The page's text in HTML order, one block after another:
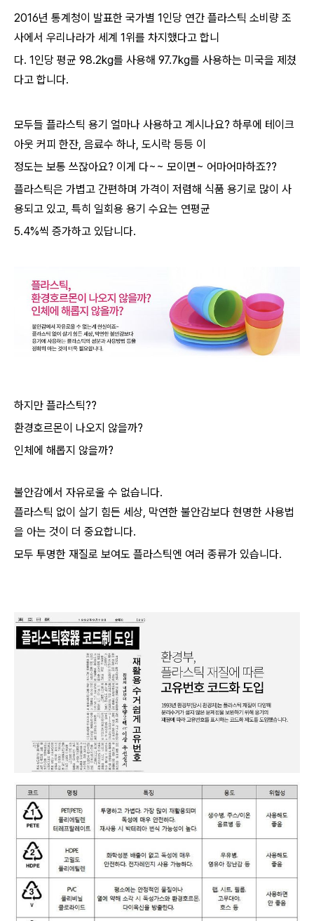
2016년 통계청이 발표한 국가별 1인당 연간 플라스틱 소비량 조
사에서 우리나라가 세계 1위를 차지했다고 합니
다. 1인당 평균 98.2kg를 사용해 97.7kg를 사용하는 미국을 제쳤
다고 합니다.
모두들 플라스틱 용기 얼마나 사용하고 계시나요? 하루에 테이크
아웃 커피 한잔, 음료수 하나, 도시락 등등 이
정도는 보통 쓰잖아요? 이게 다~~ 모이면~ 어마어마하죠??
플라스틱은 가볍고 간편하며 가격이 저렴해 식품 용기로 많이 사
용되고 있고, 특히 일회용 용기 수요는 연평균
5.4%씩 증가하고 있답니다.
하지만 플라스틱??
환경호르몬이 나오지 않을까?
인체에 해롭지 않을까?
불안감에서 자유로울 수 없습니다.
플라스틱 없이 살기 힘든 세상, 막연한 불안감보다 현명한 사용법
을 아는 것이 더 중요합니다.
모두 투명한 재질로 보여도 플라스틱엔 여러 종류가 있습니다.